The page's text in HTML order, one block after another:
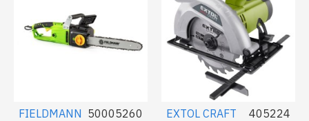
FIELDMANN 50005260 EXTOL CRAFT 405224